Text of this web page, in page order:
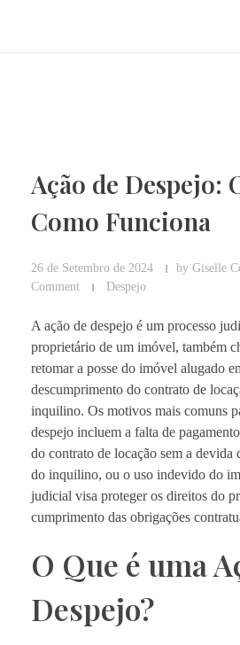
Ação de Despejo:
Como Funciona
26 de Setembro de 2024 by Giselle
Comment
Despejo
A ação de despejo é um processo
proprietário de um imóvel, também
retomar a posse do imóvel alugado
descumprimento do contrato de
inquilino. Os motivos mais comuns
despejo incluem a falta de
do contrato de locação sem a devida
do inquilino, ou o uso indevido do
judicial visa proteger os direitos do
cumprimento das obrigações
O Que é uma
Despejo?